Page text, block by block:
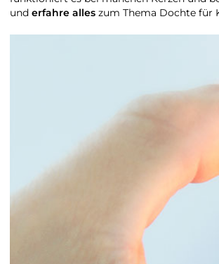
und erfahre alles zum Thema Dochte für